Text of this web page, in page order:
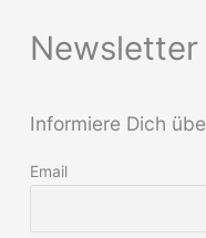
Newsletter
Informiere Dich
Email